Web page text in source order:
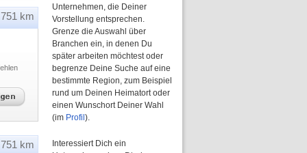
751 km
751 km
Unternehmen, die Deiner
Vorstellung entsprechen.
Grenze die Auswahl über
Branchen ein, in denen Du
später arbeiten möchtest oder
begrenze Deine Suche auf eine
bestimmte Region, zum Beispiel
rund um Deinen Heimatort oder
einen Wunschort Deiner Wahl
(im Profil ).
Interessiert Dich ein